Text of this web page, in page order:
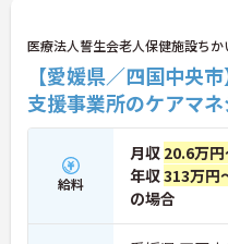
医療法人誓生会老人保健施設ちか
【愛媛県／四国中央
支援事業所のケアマ
給料
月収 20.6万
年収313万円
の場合